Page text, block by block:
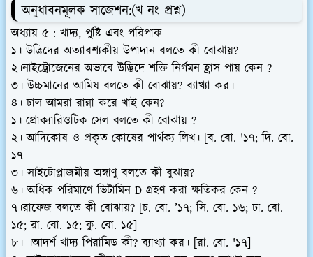
অনুধাবনমূলক সাজেশন:(খ নং প্রশ্ন)
অধ্যায় ৫ : খাদ্য, পুষ্টি এবং পরিপাক
১। উদ্ভিদের অত্যাবশ্যকীয় উপাদান বলতে কী বোঝায়?
২।নাইট্রোজেনের অভাবে উদ্ভিদে শক্তি নির্গমন হ্রাস পায় কেন ?
৩। উচ্চমানের আমিষ বলতে কী বোঝায়? ব্যাখ্যা কর।
৪। চাল আমরা রান্না করে খাই কেন?
১। প্রোক্যারিওটিক সেল বলতে কী বোঝায় ?
২। আদিকোষ ও প্রকৃত কোষের পার্থক্য লিখ। [ব. বো. '১৭; দি. বো.
১৭
৩। সাইটোপ্লাজমীয় অঙ্গাণু বলতে কী বুঝায়?
৬। অধিক পরিমাণে ভিটামিন D গ্রহণ করা ক্ষতিকর কেন ?
৭।রাফেজ বলতে কী বোঝায়? [চ. বো. ’১৭; সি. বো. ১৬; ঢা. বো.
১৫; রা. বো. ১৫; কু. বো. ১৫]
৮। ।আদর্শ খাদ্য পিরামিড কী? ব্যাখ্যা কর। [রা. বো. '১৭]